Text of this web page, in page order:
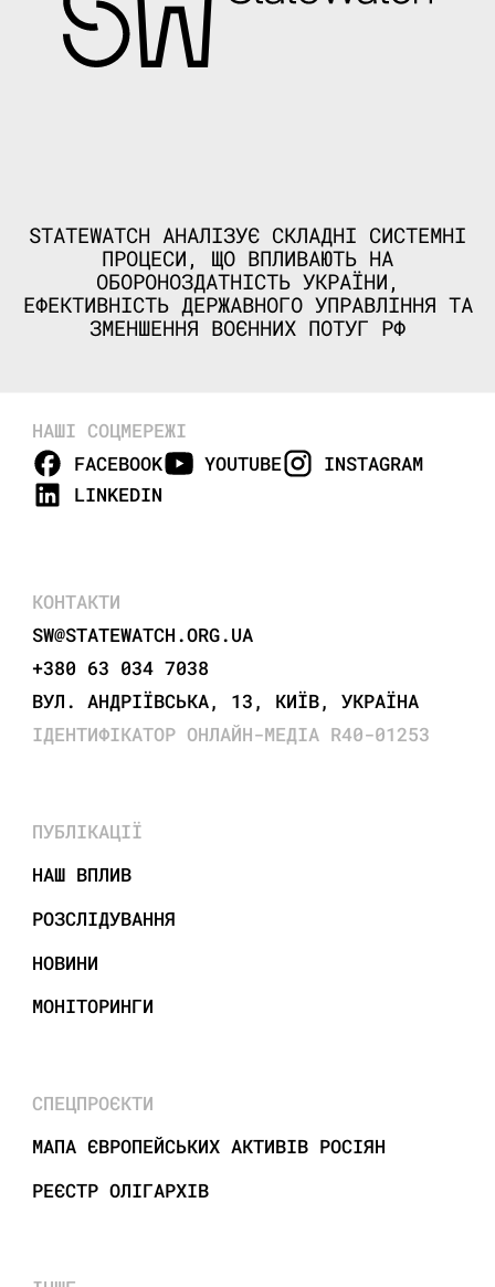
STATEWATCH АНАЛІЗУЄ СКЛАДНІ СИСТЕМНІ
ПРОЦЕСИ, ЩО ВПЛИВАЮТЬ НА
ОБОРОНОЗДАТНІСТЬ УКРАЇНИ,
ЕФЕКТИВНІСТЬ ДЕРЖАВНОГО УПРАВЛІННЯ ТА
ЗМЕНШЕННЯ ВОЄННИХ ПОТУГ РФ
НАШІ СОЦМЕРЕЖІ
FACEBOOK
YOUTUBE
INSTAGRAM
LINKEDIN
КОНТАКТИ
SW@STATEWATCH.ORG.UA
+380 63 034 7038
ВУЛ. АНДРІЇВСЬКА, 13, КИЇВ, УКРАЇНА
ІДЕНТИФІКАТОР ОНЛАЙН-МЕДІА R40-01253
ПУБЛІКАЦІЇ
НАШ ВПЛИВ
РОЗСЛІДУВАННЯ
НОВИНИ
МОНІТОРИНГИ
СПЕЦПРОЄКТИ
МАПА ЄВРОПЕЙСЬКИХ АКТИВІВ РОСІЯН
РЕЄСТР ОЛІГАРХІВ